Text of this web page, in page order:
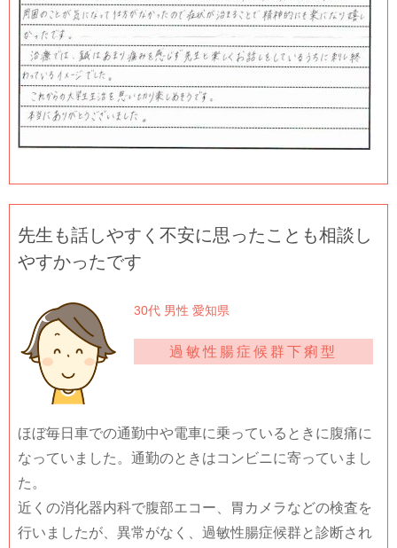
先生も話しやすく不安に思ったことも相談し
やすかったです
30代 男性 愛知県
過敏性腸症候群下痢型
ほぼ毎日車での通勤中や電車に乗っているときに腹痛に
なっていました。通勤のときはコンビニに寄っていまし
た。
近くの消化器内科で腹部エコー、胃カメラなどの検査を
行いましたが、異常がなく、過敏性腸症候群と診断され